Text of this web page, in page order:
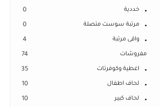
خددية 0
مرتبة سوست متصلة 0
واقى مرتبة 4
مفروشات 74
اغطية وكوفرتات 35
لحاف اطفال 10
لحاف كبير 10